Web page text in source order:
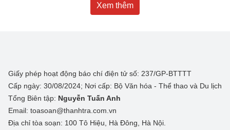
Xem thêm
Giấy phép hoạt động báo chí điện tử số: 237/GP-BTTTT
Cấp ngày: 30/08/2024; Nơi cấp: Bộ Văn hóa - Thể thao và Du lịch
Tổng Biên tập: Nguyễn Tuấn Anh
Email: toasoan@thanhtra.com.vn
Địa chỉ tòa soạn: 100 Tô Hiệu, Hà Đông, Hà Nội.